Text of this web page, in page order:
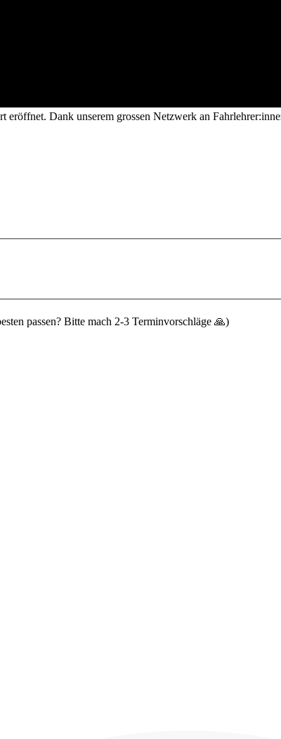
Dank unserem grossen Netzwerk an
passen? Bitte mach 2-3 Terminvorschläge 🙏)